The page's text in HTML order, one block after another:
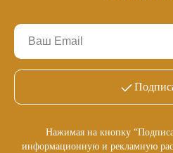
Нажимая на кнопку
информационную и рекламную